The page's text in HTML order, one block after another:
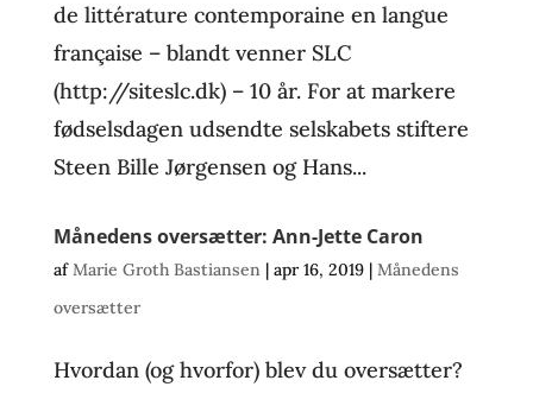
de littérature contemporaine en langue
française – blandt venner SLC
(http://siteslc.dk) – 10 år. For at markere
fødselsdagen udsendte selskabets stiftere
Steen Bille Jørgensen og Hans...
Månedens oversætter: Ann-Jette Caron
afMarie Groth Bastiansen| apr 16, 2019| Månedens
oversætter
Hvordan (og hvorfor) blev du oversætter?